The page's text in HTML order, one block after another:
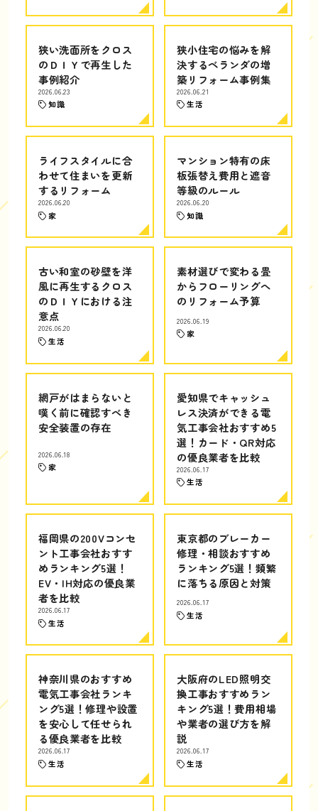
狭い洗面所をクロス
のＤＩＹで再生した
事例紹介
2026.06.23
知識
狭小住宅の悩みを解
決するベランダの増
築リフォーム事例集
2026.06.21
生活
ライフスタイルに合
わせて住まいを更新
するリフォーム
2026.06.20
家
マンション特有の床
板張替え費用と遮音
等級のルール
2026.06.20
知識
古い和室の砂壁を洋
風に再生するクロス
のＤＩＹにおける注
意点
2026.06.20
生活
素材選びで変わる畳
からフローリングへ
のリフォーム予算
2026.06.19
家
網戸がはまらないと
嘆く前に確認すべき
安全装置の存在
2026.06.18
家
愛知県でキャッシュ
レス決済ができる電
気工事会社おすすめ5
選！カード・QR対応
の優良業者を比較
2026.06.17
生活
福岡県の200Vコンセ
ント工事会社おすす
めランキング5選！
EV・IH対応の優良業
者を比較
2026.06.17
生活
東京都のブレーカー
修理・相談おすすめ
ランキング5選！頻繁
に落ちる原因と対策
2026.06.17
生活
神奈川県のおすすめ
電気工事会社ランキ
ング5選！修理や設置
を安心して任せられ
る優良業者を比較
2026.06.17
生活
大阪府のLED照明交
換工事おすすめラン
キング5選！費用相場
や業者の選び方を解
説
2026.06.17
生活